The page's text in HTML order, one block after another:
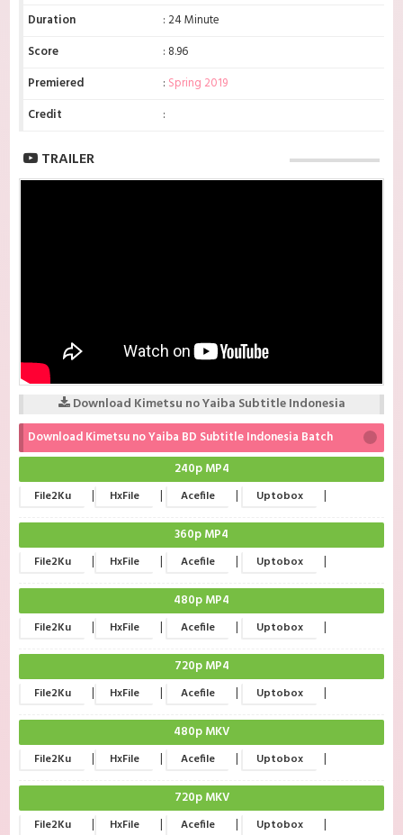
Duration
: 24 Minute
Score
: 8.96
Premiered
: Spring 2019
Credit
:
TRAILER
Download Kimetsu no Yaiba Subtitle Indonesia
Download Kimetsu no Yaiba BD Subtitle Indonesia Batch
240p MP4
File2Ku | HxFile | Acefile | Uptobox |
360p MP4
File2Ku | HxFile | Acefile | Uptobox |
480p MP4
File2Ku | HxFile | Acefile | Uptobox |
720p MP4
File2Ku | HxFile | Acefile | Uptobox |
480p MKV
File2Ku | HxFile | Acefile | Uptobox |
720p MKV
File2Ku | HxFile | Acefile | Uptobox
|